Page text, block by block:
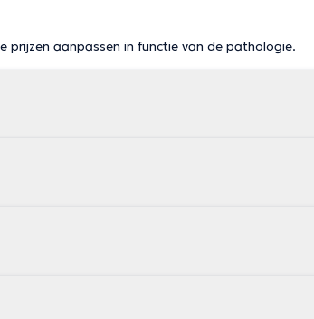
prijzen aanpassen in functie van de pathologie.